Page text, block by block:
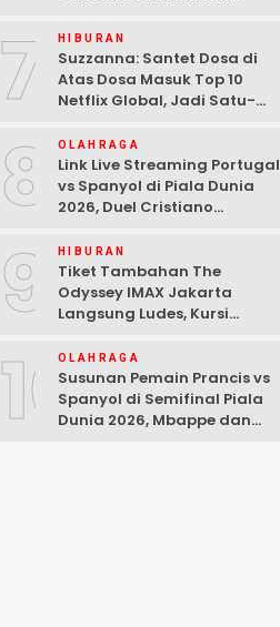
7 HIBURAN
Suzzanna: Santet Dosa di
Atas Dosa Masuk Top 10
Netflix Global, Jadi Satu-
8 OLAHRAGA
Link Live Streaming Portugal
vs Spanyol di Piala Dunia
2026, Duel Cristiano
9 HIBURAN
Tiket Tambahan The
Odyssey IMAX Jakarta
Langsung Ludes, Kursi
10OLAHRAGA
Susunan Pemain Prancis vs
Spanyol di Semifinal Piala
Dunia 2026, Mbappe dan